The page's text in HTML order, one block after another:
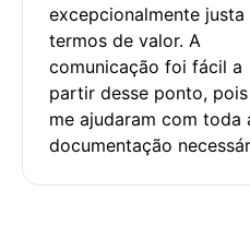
excepcionalmente justa
termos de valor. A
comunicação foi fácil a
partir desse ponto,
me ajudaram com toda
documentação